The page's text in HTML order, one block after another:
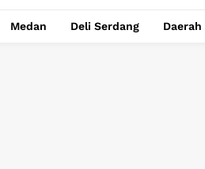
Medan Deli Serdang Daerah